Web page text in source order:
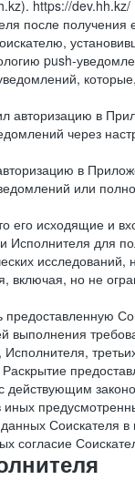
https://dev.hh.kz/
после
push-
авторизацию в
через
в
или
его исходящие и
Исполнителя для
но не
предоставленную
выполнения
Исполнителя,
действующим
Соискателя
согласие